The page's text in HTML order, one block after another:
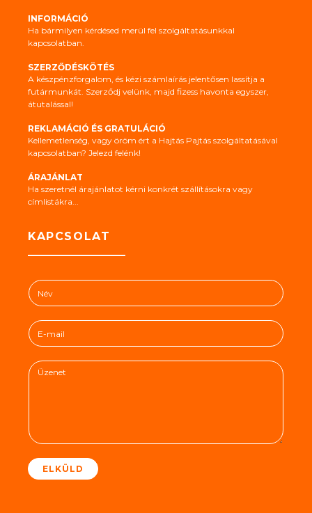
INFORMÁCIÓ
Ha bármilyen kérdésed merül fel szolgáltatásunkkal
kapcsolatban.
SZERZŐDÉSKÖTÉS
A készpénzforgalom, és kézi számlaírás jelentősen lassítja a
futármunkát. Szerződj velünk, majd fizess havonta egyszer,
átutalással!
REKLAMÁCIÓ ÉS GRATULÁCIÓ
Kellemetlenség, vagy öröm ért a Hajtás Pajtás szolgáltatásával
kapcsolatban? Jelezd felénk!
ÁRAJÁNLAT
Ha szeretnél árajánlatot kérni konkrét szállításokra vagy
címlistákra...
KAPCSOLAT
N
é
*E
-
a
Ü
t
ELKÜLD